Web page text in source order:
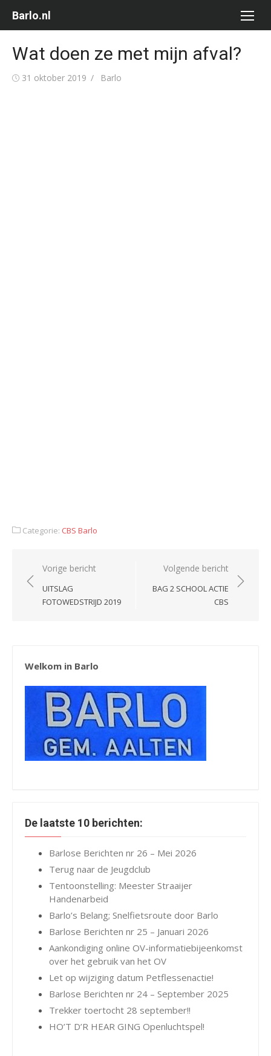
naar
inhoud
Barlo.nl
Wat doen ze met mijn afval?
Gepubliceerd
31 oktober 2019 Auteur
Barlo
Categorie: CBS Barlo
Bericht
navigatie
Vorige bericht
UITSLAG
FOTOWEDSTRIJD 2019
Volgende bericht
BAG 2 SCHOOL ACTIE
CBS
Welkom in Barlo
De laatste 10 berichten:
Barlose Berichten nr 26 – Mei 2026
Terug naar de Jeugdclub
Tentoonstelling: Meester Straaijer
Handenarbeid
Barlo’s Belang; Snelfietsroute door Barlo
Barlose Berichten nr 25 – Januari 2026
Aankondiging online OV-informatiebijeenkomst
over het gebruik van het OV
Let op wijziging datum Petflessenactie!
Barlose Berichten nr 24 – September 2025
Trekker toertocht 28 september!!
HO’T D’R HEAR GING Openluchtspel!